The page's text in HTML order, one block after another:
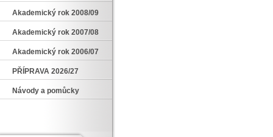
Akademický rok 2008/09
Akademický rok 2007/08
Akademický rok 2006/07
PŘÍPRAVA 2026/27
Návody a pomůcky